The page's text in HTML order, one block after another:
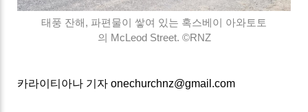
태풍 잔해, 파편물이 쌓여 있는 혹스베이 아와토토
의 McLeod Street. ©RNZ
카라이티아나 기자 onechurchnz@gmail.com